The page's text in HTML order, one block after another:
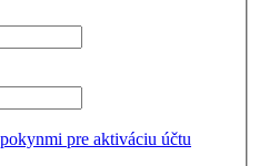
pre aktiváciu účtu